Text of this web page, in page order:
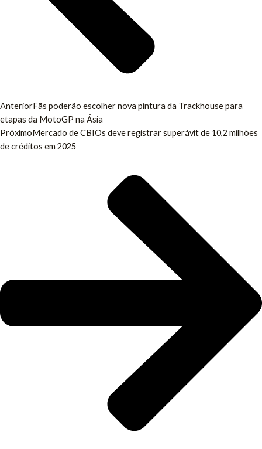
AnteriorFãs poderão escolher nova pintura da Trackhouse para
etapas da MotoGP na Ásia
Próximo Mercado de CBIOs deve registrar superávit de 10,2 milhões
de créditos em 2025